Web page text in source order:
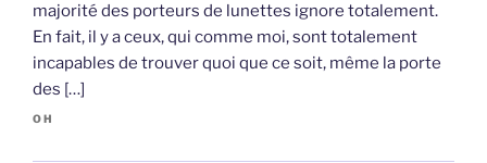
majorité des porteurs de lunettes ignore totalement.
En fait, il y a ceux, qui comme moi, sont totalement
incapables de trouver quoi que ce soit, même la porte
des […]
OH